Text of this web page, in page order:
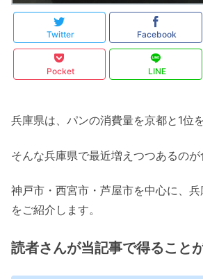
Twitter Facebook
Pocket LINE
兵庫県は、パンの消費量を京都と1位を
そんな兵庫県で最近増えつつあるのが
神戸市・西宮市・芦屋市を中心に、
をご紹介します。
読者さんが当記事で得ること